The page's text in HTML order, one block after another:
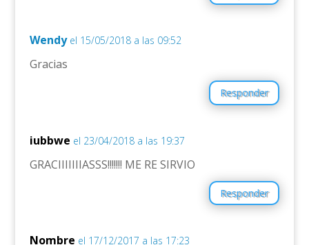
Wendy el 15/05/2018 a las 09:52
Gracias
Responder
iubbwe el 23/04/2018 a las 19:37
GRACIIIIIIIASSS!!!!!!! ME RE SIRVIO
Responder
Nombre el 17/12/2017 a las 17:23